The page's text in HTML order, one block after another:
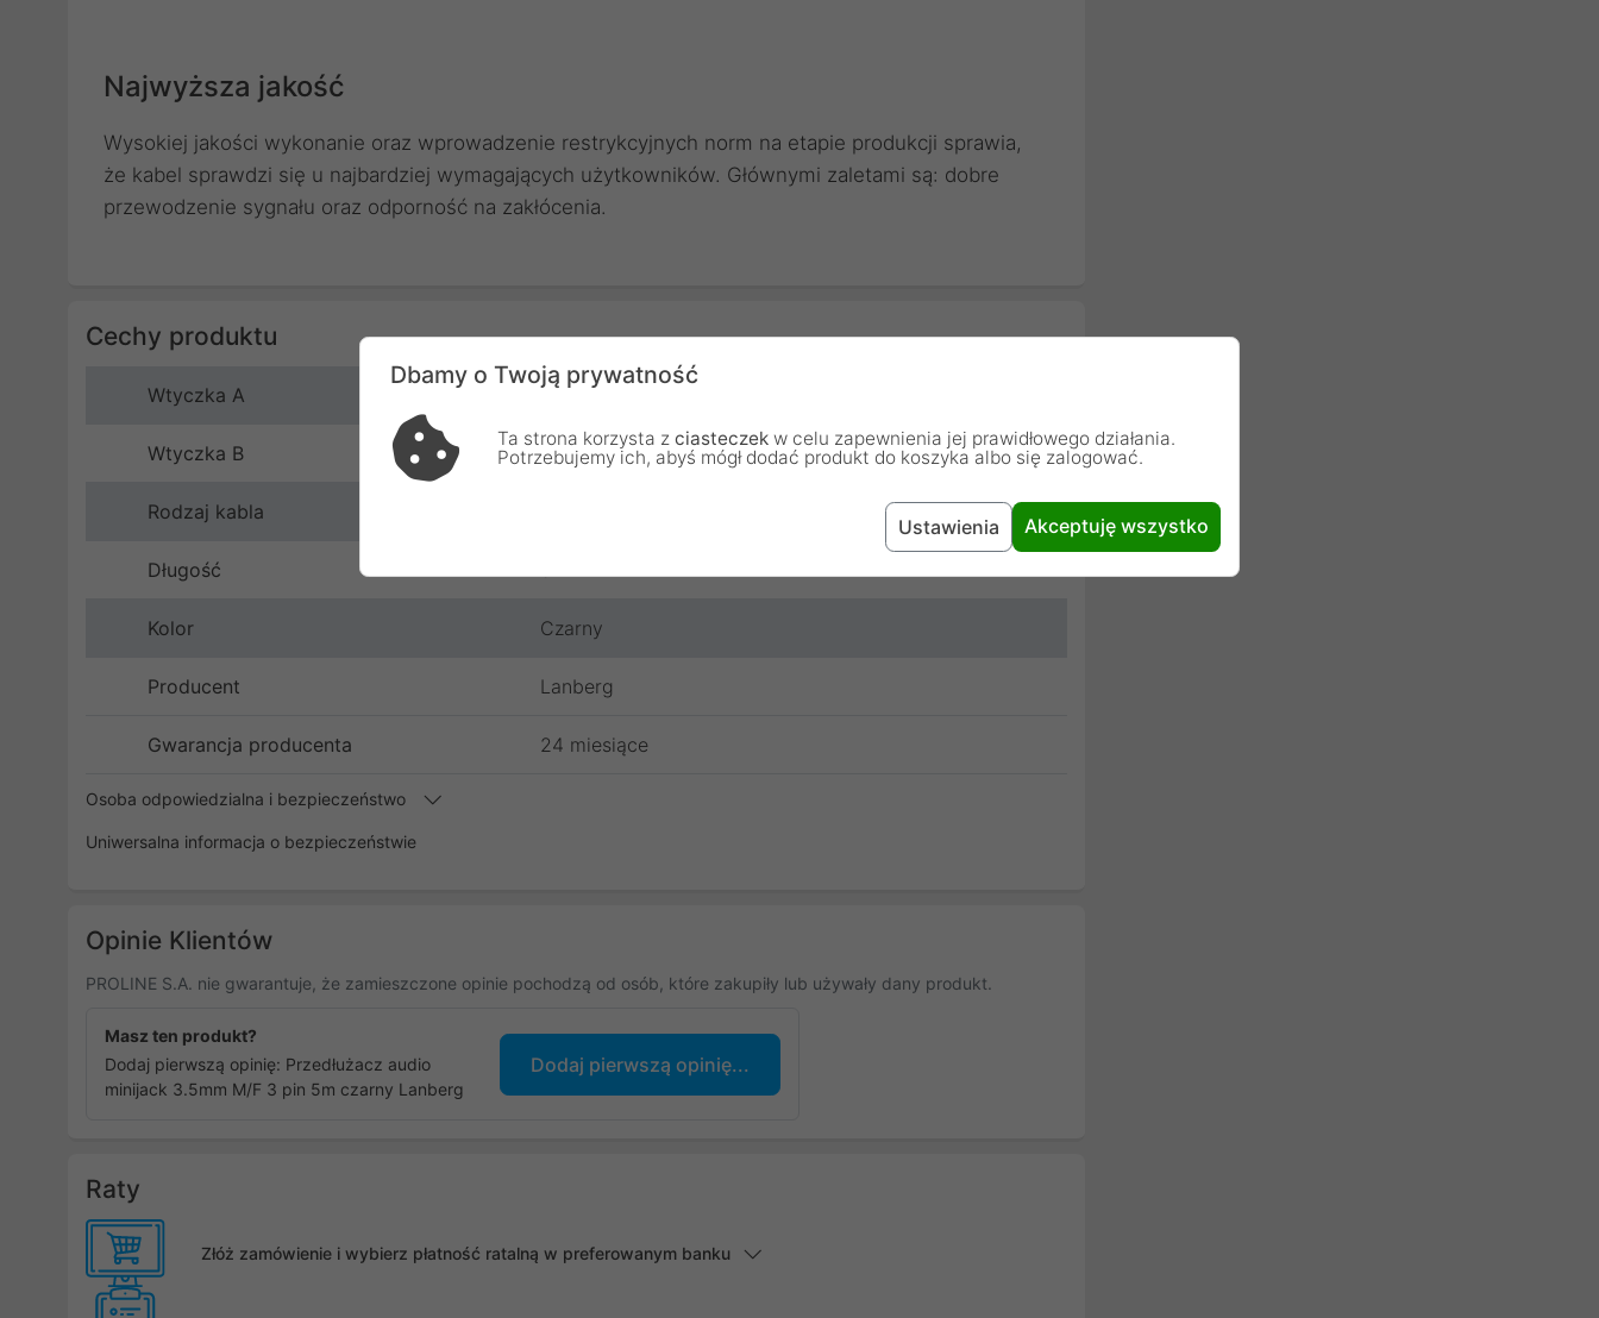
Najwyższa jakość
Wysokiej jakości wykonanie oraz wprowadzenie restrykcyjnych norm na etapie produkcji sprawia,
że kabel sprawdzi się u najbardziej wymagających użytkowników. Głównymi zaletami są: dobre
przewodzenie sygnału oraz odporność na zakłócenia.
Cechy produktu
Wtyczka A Mini Jack (męski)
Wtyczka B Mini Jack (żeński)
Rodzaj kabla
Długość 5 m
Kolor Czarny
Producent Lanberg
Gwarancja producenta 24 miesiące
Osoba odpowiedzialna i bezpieczeństwo
Uniwersalna informacja o bezpieczeństwie
Opinie Klientów
PROLINE S.A. nie gwarantuje, że zamieszczone opinie pochodzą od osób, które zakupiły lub używały dany produkt.
Masz ten produkt?
Dodaj pierwszą opinię: Przedłużacz audio
minijack 3.5mm M/F 3 pin 5m czarny Lanberg
Dodaj pierwszą opinię...
Raty
Złóż zamówienie i wybierz płatność ratalną w preferowanym banku
Dbamy o Twoją prywatność
Ta strona korzysta z ciasteczek w celu zapewnienia jej prawidłowego działania.
Potrzebujemy ich, abyś mógł dodać produkt do koszyka albo się zalogować.
Ustawienia Akceptuję wszystko